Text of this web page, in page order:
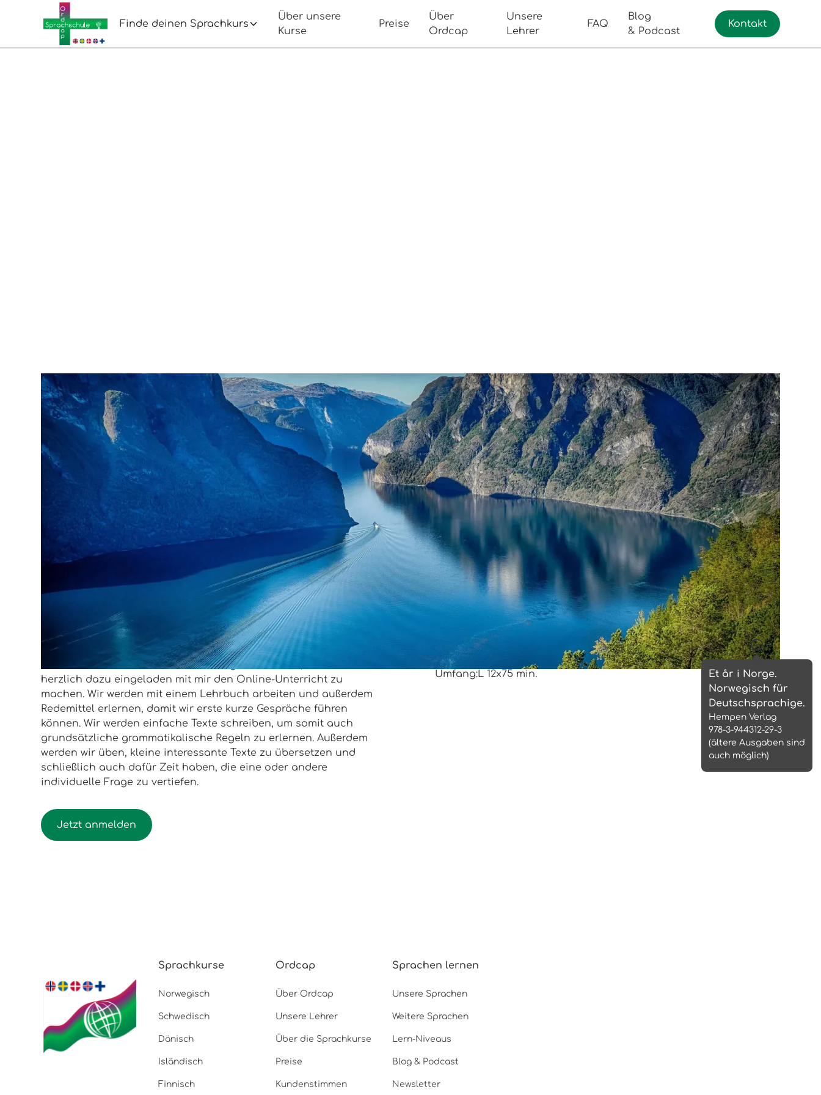
Finde deinen Sprachkurs
Über unsere
Kurse
Preise
Über
Ordcap
Unsere
Lehrer
FAQ
Blog
& Podcast
Kontakt
Norwegisch
263NBA107
Anfänger ohne Vorkenntnisse
Reguläre Kurse
Start:
29.09.2026
Ende:
Erfahre mehr über mich
Hei liebe Norwegenfans! Wenn ihr Lust habt, Norwegisch und
etwas über Land und Leute in Norwegen zu lernen, dann seid
herzlich dazu eingeladen mit mir den Online-Unterricht zu
machen. Wir werden mit einem Lehrbuch arbeiten und außerdem
Redemittel erlernen, damit wir erste kurze Gespräche führen
können. Wir werden einfache Texte schreiben, um somit auch
grundsätzliche grammatikalische Regeln zu erlernen. Außerdem
werden wir üben, kleine interessante Texte zu übersetzen und
schließlich auch dafür Zeit haben, die eine oder andere
individuelle Frage zu vertiefen.
Di 17:45-19:00
4 TN:261 €
3 TN:
348 €
2 TN:522 €(findet nur auf Anfrage statt)
Google Meet
Et år i Norge. Norwegisch für Deutschsprachige.ab Kap. 1
Et år i Norge.
Norwegisch für
Deutschsprachige.
Hempen Verlag
978-3-944312-29-3
(ältere Ausgaben sind
auch möglich)
Umfang:L 12x75 min.
Jetzt anmelden
Sprachkurse
Norwegisch
Schwedisch
Dänisch
Isländisch
Finnisch
Ordcap
Über Ordcap
Unsere Lehrer
Über die Sprachkurse
Preise
Kundenstimmen
Sprachen lernen
Unsere Sprachen
Weitere Sprachen
Lern-Niveaus
Blog & Podcast
Newsletter